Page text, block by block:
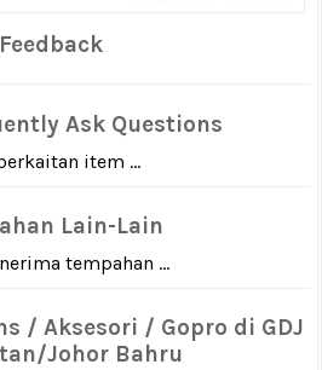
Feedback
Ask Questions
item ...
Lain-Lain
tempahan ...
/ Aksesori / Gopro di GDJ
Johor Bahru